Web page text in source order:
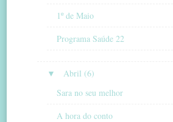
1º de Maio
Programa Saúde 22
▼
Abril (6)
Sara no seu melhor
A hora do conto